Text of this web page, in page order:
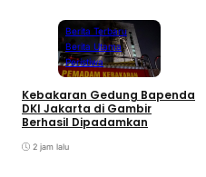
Berita Terbaru
Berita Utama
Peristiwa
Kebakaran Gedung Bapenda
DKI Jakarta di Gambir
Berhasil Dipadamkan
2 jam lalu